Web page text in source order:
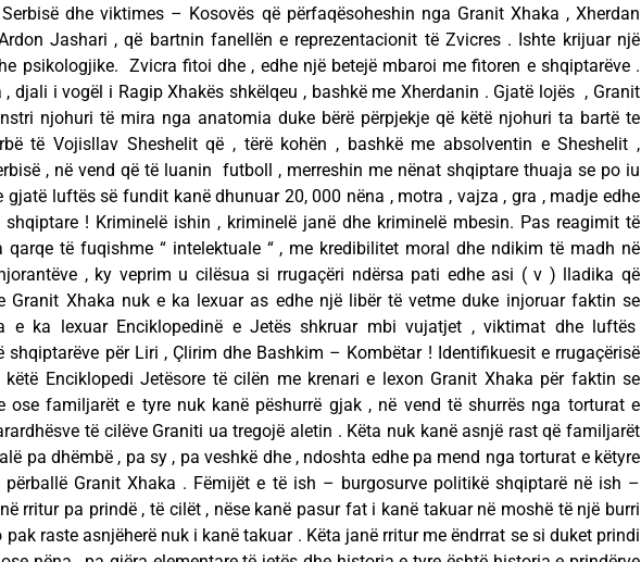
dhe viktimes – Kosovës që përfaqësoheshin nga Granit Xhaka , Xherdan
Jashari , që bartnin fanellën e reprezentacionit të Zvicres . Ishte krijuar një
psikologjike. Zvicra fitoi dhe , edhe një betejë mbaroi me fitoren e shqiptarëve .
, djali i vogël i Ragip Xhakës shkëlqeu , bashkë me Xherdanin . Gjatë lojës , Granit
njohuri të mira nga anatomia duke bërë përpjekje që këtë njohuri ta bartë te
të Vojisllav Sheshelit që , tërë kohën , bashkë me absolventin e Sheshelit ,
, në vend që të luanin futboll , merreshin me nënat shqiptare thuaja se po iu
gjatë luftës së fundit kanë dhunuar 20, 000 nëna , motra , vajza , gra , madje edhe
shqiptare ! Kriminelë ishin , kriminelë janë dhe kriminelë mbesin. Pas reagimit të
qarqe të fuqishme “ intelektuale “ , me kredibilitet moral dhe ndikim të madh në
, ky veprim u cilësua si rrugaçëri ndërsa pati edhe asi ( v ) lladika që
Granit Xhaka nuk e ka lexuar as edhe një libër të vetme duke injoruar faktin se
e ka lexuar Enciklopedinë e Jetës shkruar mbi vujatjet , viktimat dhe luftës
shqiptarëve për Liri , Çlirim dhe Bashkim – Kombëtar ! Identifikuesit e rrugaçërisë
Enciklopedi Jetësore të cilën me krenari e lexon Granit Xhaka për faktin se
ose familjarët e tyre nuk kanë pëshurrë gjak , në vend të shurrës nga torturat e
të cilëve Graniti ua tregojë aletin . Këta nuk kanë asnjë rast që familjarët
pa dhëmbë , pa sy , pa veshkë dhe , ndoshta edhe pa mend nga torturat e këtyre
Granit Xhaka . Fëmijët e të ish – burgosurve politikë shqiptarë në ish –
rritur pa prindë , të cilët , nëse kanë pasur fat i kanë takuar në moshë të një burri
pak raste asnjëherë nuk i kanë takuar . Këta janë rritur me ëndrrat se si duket prindi